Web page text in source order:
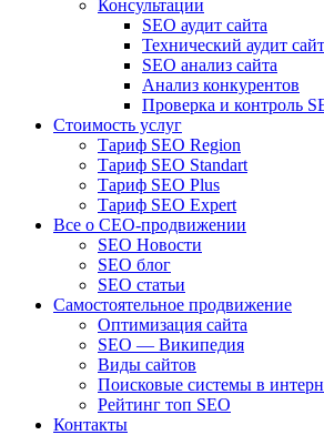
Консультации
SEO аудит сайта
Технический аудит
SEO анализ сайта
Анализ конкурентов
Проверка и контроль
Стоимость услуг
Тариф SEO Region
Тариф SEO Standart
Тариф SEO Plus
Тариф SEO Expert
Все о СЕО-продвижении
SEO Новости
SEO блог
SEO статьи
Самостоятельное продвижение
Оптимизация сайта
SEO — Википедия
Виды сайтов
Поисковые системы в
Рейтинг топ SEO
Контакты